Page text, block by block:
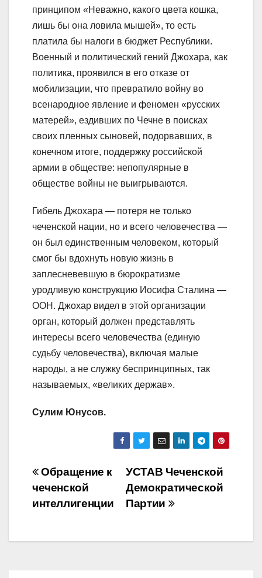
принципом «Неважно, какого цвета кошка,
лишь бы она ловила мышей», то есть
платила бы налоги в бюджет Республики.
Военный и политический гений Джохара, как
политика, проявился в его отказе от
мобилизации, что превратило войну во
всенародное явление и феномен «русских
матерей», ездивших по Чечне в поисках
своих пленных сыновей, подорвавших, в
конечном итоге, поддержку российской
армии в обществе: непопулярные в
обществе войны не выигрываются.
Гибель Джохара — потеря не только
чеченской нации, но и всего человечества —
он был единственным человеком, который
смог бы вдохнуть новую жизнь в
заплесневевшую в бюрократизме
уродливую конструкцию Иосифа Сталина —
ООН. Джохар видел в этой организации
орган, который должен представлять
интересы всего человечества (единую
судьбу человечества), включая малые
народы, а не служку беспринципных, так
называемых, «великих держав».
Сулим Юнусов.
Навигация
по
записям
УСТАВ Чеченской
Демократической
Партии
Обращение к
чеченской
интеллигенции